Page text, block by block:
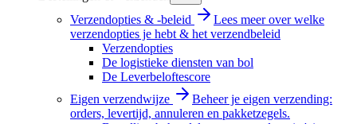
Verzendopties & -beleid
Lees meer over welke
verzendopties je hebt & het verzendbeleid
Verzendopties
De logistieke diensten van bol
De Leverbeloftescore
Eigen verzendwijze
Beheer je eigen verzending:
orders, levertijd, annuleren en pakketzegels.